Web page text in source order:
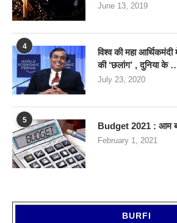
June 13, 2019
4
विश्व की महा
की ‘छलांग’ , दुनिया
July 23, 2020
5
Budget 2021 : आम
February 1, 2021
BURFI